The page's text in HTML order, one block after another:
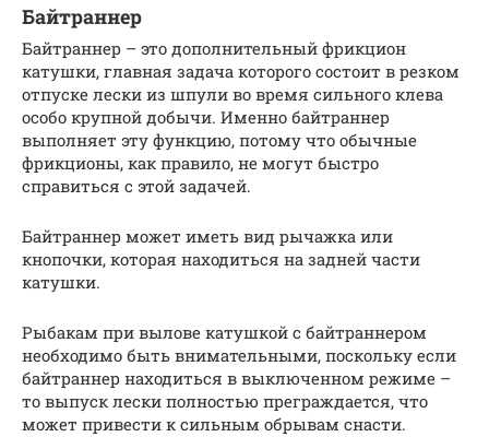
Байтраннер
Байтраннер – это дополнительный фрикцион
катушки, главная задача которого состоит в резком
отпуске лески из шпули во время сильного клева
особо крупной добычи. Именно байтраннер
выполняет эту функцию, потому что обычные
фрикционы, как правило, не могут быстро
справиться с этой задачей.
Байтраннер может иметь вид рычажка или
кнопочки, которая находиться на задней части
катушки.
Рыбакам при вылове катушкой с байтраннером
необходимо быть внимательными, поскольку если
байтраннер находиться в выключенном режиме –
то выпуск лески полностью преграждается, что
может привести к сильным обрывам снасти.